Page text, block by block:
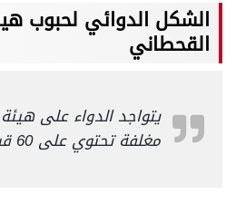
الشكل الدوائي لحبوب
القحطاني
يتواجد الدواء على
مغلفة تحتوي على 60 قرص.